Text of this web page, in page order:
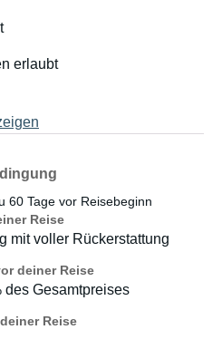
erlaubt
60 Tage vor Reisebeginn
Reise
mit voller Rückerstattung
deiner Reise
des Gesamtpreises
Reise